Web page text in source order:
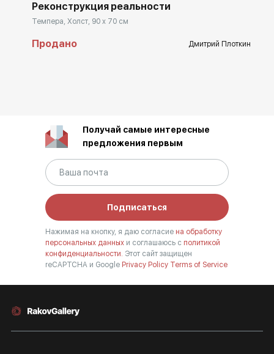
Реконструкция реальности
Темпера, Холст, 90 x 70 см
Продано Дмитрий Плоткин
Получай самые интересные
предложения первым
Подписаться
Нажимая на кнопку, я даю согласие на обработку
персональных данных и соглашаюсь с политикой
конфиденциальности. Этот сайт защищен
reCAPTCHA и Google Privacy Policy Terms of Service